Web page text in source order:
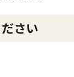
ださい